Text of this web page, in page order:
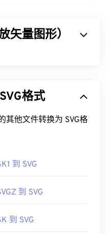
建漫画电子书的文件
其中包含漫画书文
Comic Reader
用的程序。在移动设
为另一种存档文件格
矢量图形）
。正如其名称所示，使
情况下调整大小。此
是一种图像格式。相
。此外，由于 SVG 是
格式
其他文件转换为 SVG格
到 SVG
到 SVG
到 SVG